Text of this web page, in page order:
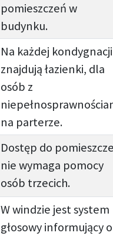
pomieszczeń w
budynku.
Na każdej kondygnacji
znajdują łazienki, dla
osób z
na parterze.
Dostęp do
nie wymaga pomocy
osób trzecich.
W windzie jest system
głosowy informujący o